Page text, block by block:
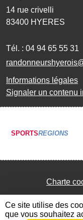
14 rue crivelli
83400 HYERES
Tél. : 04 94 65 55 31
Informations légales
Signaler un contenu
SPORTSREGIONS
Charte
Ce site utilise des
que vous souhaitez